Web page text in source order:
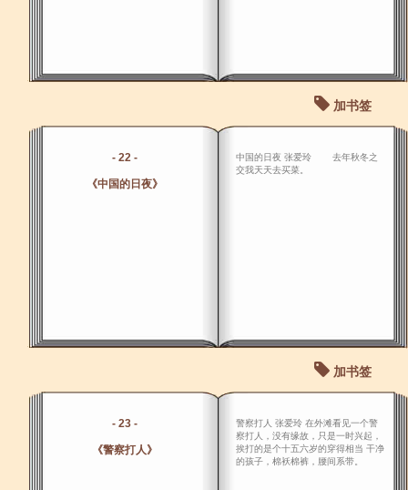
加书签
- 22 -
《中国的日夜》
中国的日夜 张爱玲 去年秋冬之
交我天天去买菜。
加书签
- 23 -
《警察打人》
警察打人 张爱玲 在外滩看见一个警
察打人，没有缘故，只是一时兴起，
挨打的是个十五六岁的穿得相当 干净
的孩子，棉袄棉裤，腰间系带。